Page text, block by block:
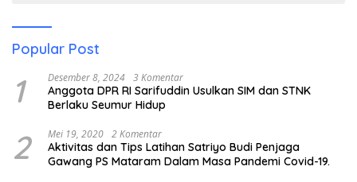
Popular Post
1 Desember 8, 2024 3 Komentar
Anggota DPR RI Sarifuddin Usulkan SIM dan STNK
Berlaku Seumur Hidup
2 Mei 19, 2020 2 Komentar
Aktivitas dan Tips Latihan Satriyo Budi Penjaga
Gawang PS Mataram Dalam Masa Pandemi Covid-19.